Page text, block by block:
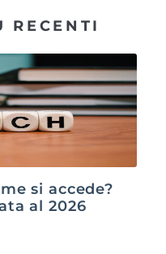
RECENTI
si accede?
al 2026